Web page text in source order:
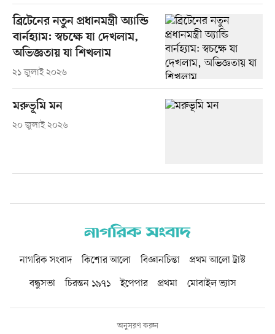
ব্রিটেনের নতুন প্রধানমন্ত্রী অ্যান্ডি
বার্নহ্যাম: স্বচক্ষে যা দেখলাম,
অভিজ্ঞতায় যা শিখলাম
২১ জুলাই ২০২৬
মরুভূমি মন
২০ জুলাই ২০২৬
নাগরিক সংবাদ কিশোর আলো বিজ্ঞানচিন্তা
প্রথম আলো ট্রাস্ট
বন্ধুসভা
চিরন্তন ১৯৭১ ইপেপার প্রথমা মোবাইল ভ্যাস
অনুসরণ করুন